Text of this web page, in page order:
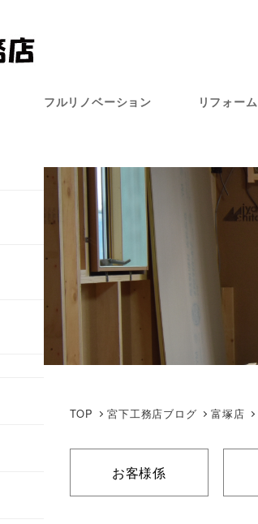
フルリノベーション リフォーム
TOP 宮下工務店ブログ 富塚店
お客様係